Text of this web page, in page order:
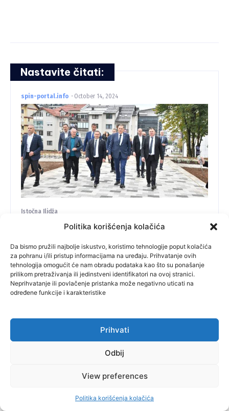
Politika korišćenja kolačića
Da bismo pružili najbolje iskustvo, koristimo tehnologije poput kolačića
za pohranu i/ili pristup informacijama na uređaju. Prihvatanje ovih
tehnologija omogućit će nam obradu podataka kao što su ponašanje
prilikom pretraživanja ili jedinstveni identifikatori na ovoj stranici.
Neprihvatanje ili povlačenje pristanka može negativno uticati na
određene funkcije i karakteristike
Prihvati
Odbij
View preferences
Politika korišćenja kolačića
Nastavite čitati:
spin-portal.info - October 14, 2024
Istočna Ilidža
Istočno Sarajevo: Novac potrošen, projekti
miliona
Na sjednici održanoj tri dana pred Lokalne izbore u BiH
Vlada Republike Srpske proširila je spisak prioritetnih
projekata za koje će novac biti izdvojen iz budžeta Vlade.
Novom Sarajevu, dodatne radove na izgradnji Rektorata i
fizičkog vaspitanja i sporta u Palama. U ovoj opštini novac će
Partizan“ na Jahorini koji će građane koštati deset miliona.
October 13, 2024